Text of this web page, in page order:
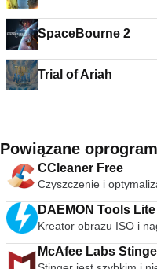
SpaceBourne 2
Trial of Ariah
Powiązane
CCleaner Free
Czyszczenie i
DAEMON Tools Lite
Kreator obrazu ISO i
McAfee Labs